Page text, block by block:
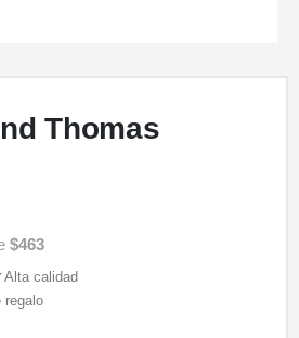
Thomas
$463
calidad
regalo